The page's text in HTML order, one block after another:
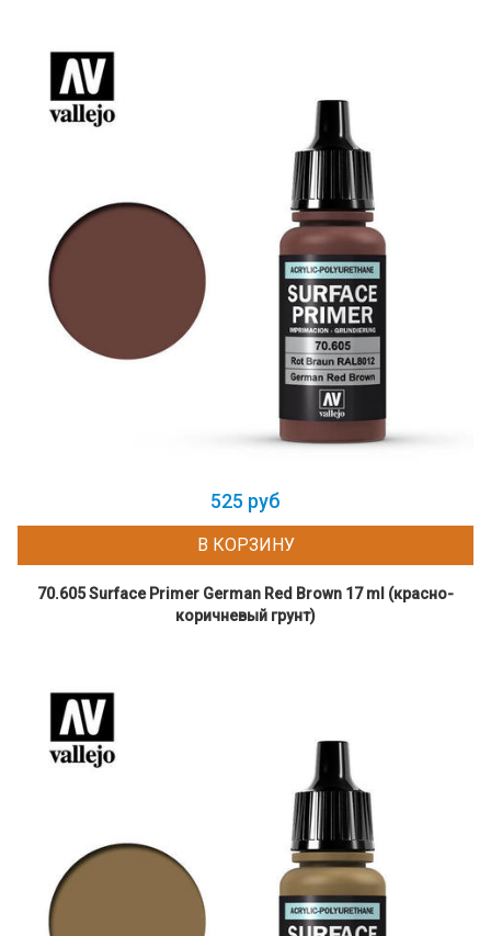
525 руб
В КОРЗИНУ
70.605 Surface Primer German Red Brown 17 ml (красно-
коричневый грунт)